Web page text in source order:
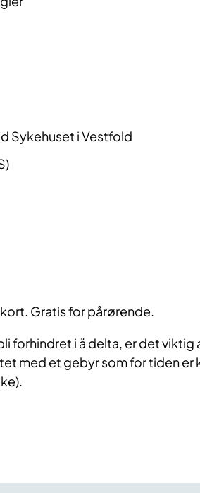
Sykehuset i Vestfold
Gratis for pårørende.
forhindret i å delta, er det viktig
med et gebyr som for tiden er